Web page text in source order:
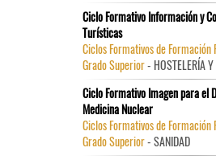
Ciclo Formativo Información y
Turísticas
Ciclos Formativos de Formación
Grado Superior- HOSTELERÍA
Ciclo Formativo Imagen para el
Medicina Nuclear
Ciclos Formativos de Formación
Grado Superior- SANIDAD